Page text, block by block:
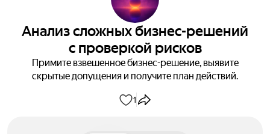
Анализ сложных бизнес-решений
с проверкой рисков
Примите взвешенное бизнес-решение, выявите
скрытые допущения и получите план действий.
1